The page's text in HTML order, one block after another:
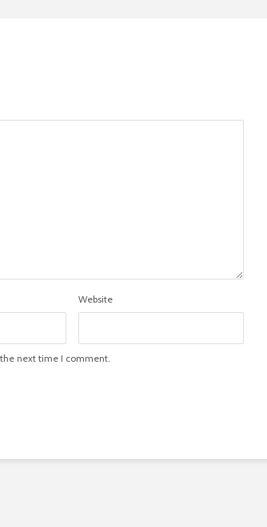
Website
next time I comment.